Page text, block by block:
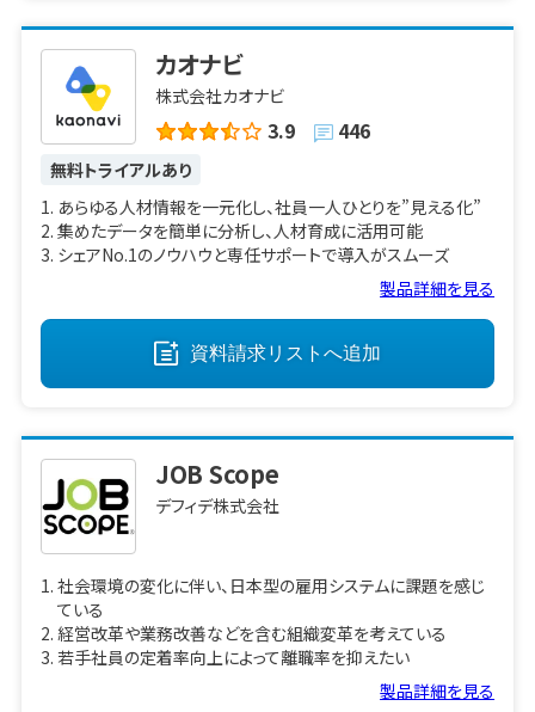
カオナビ
株式会社カオナビ
3.9 446
無料トライアルあり
あらゆる人材情報を一元化し、社員一人ひとりを”見える化”
集めたデータを簡単に分析し、人材育成に活用可能
シェアNo.1のノウハウと専任サポートで導入がスムーズ
製品詳細を見る
資料請求リストへ追加
JOB Scope
デフィデ株式会社
社会環境の変化に伴い、日本型の雇用システムに課題を感じ
ている
経営改革や業務改善などを含む組織変革を考えている
若手社員の定着率向上によって離職率を抑えたい
製品詳細を見る